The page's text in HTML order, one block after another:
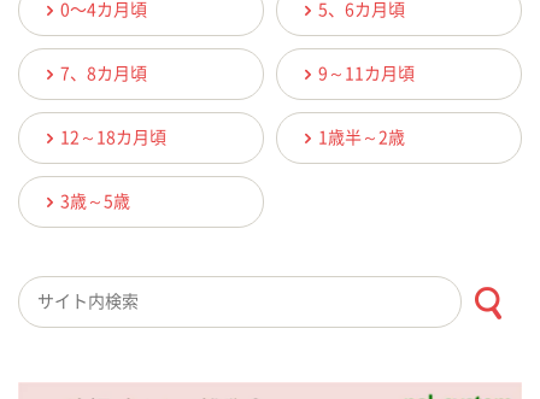
0〜4カ月頃 5、6カ月頃
7、8カ月頃 9～11カ月頃
12～18カ月頃 1歳半～2歳
3歳～5歳
検索キーワード入力